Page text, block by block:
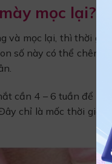
mọc lại?
và mọc lại, thì thời
số này có thể
cần 4 – 6 tuần để
chỉ là mốc thời